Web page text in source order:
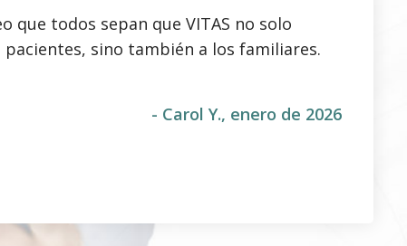
que todos sepan que VITAS no solo
pacientes, sino también a los familiares.
- Carol Y., enero de 2026